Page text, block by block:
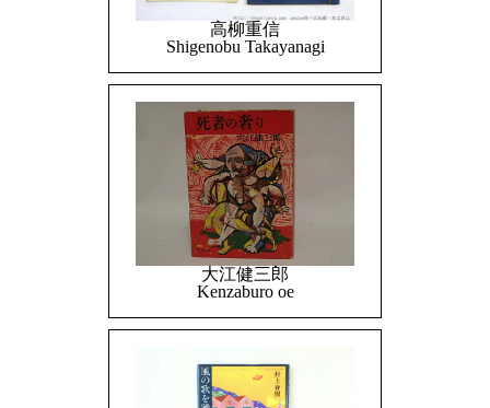
高柳重信
Shigenobu Takayanagi
大江健三郎
Kenzaburo oe